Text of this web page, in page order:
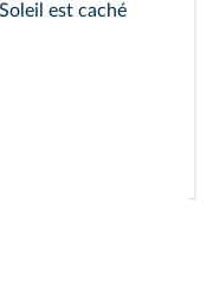
est caché